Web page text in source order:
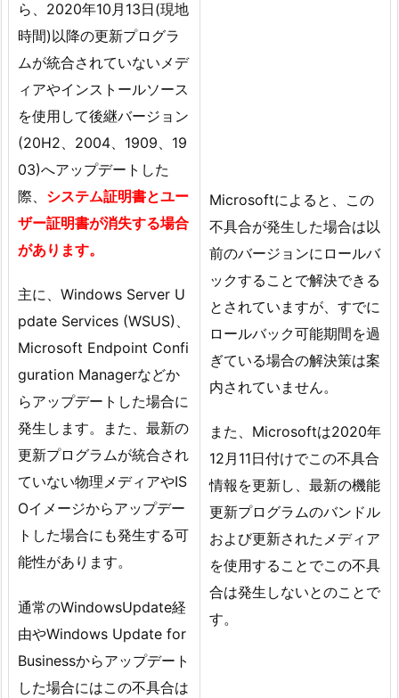
ら、2020年10月13日(現地
時間)以降の更新プログラ
ムが統合されていないメデ
ィアやインストールソース
を使用して後継バージョン
(20H2、2004、1909、19
03)へアップデートした
際、 システム証明書とユー
ザー証明書が消失する場合
があります。
主に、Windows Server U
pdate Services (WSUS)、
Microsoft Endpoint Confi
guration Managerなどか
らアップデートした場合に
発生します。また、最新の
更新プログラムが統合され
ていない物理メディアやIS
Oイメージからアップデー
トした場合にも発生する可
能性があります。
通常のWindowsUpdate経
由やWindows Update for
Businessからアップデート
した場合にはこの不具合は
Microsoftによると、この
不具合が発生した場合は以
前のバージョンにロールバ
ックすることで解決できる
とされていますが、すでに
ロールバック可能期間を過
ぎている場合の解決策は案
内されていません。
また、Microsoftは2020年
12月11日付けでこの不具合
情報を更新し、最新の機能
更新プログラムのバンドル
および更新されたメディア
を使用することでこの不具
合は発生しないとのことで
す。